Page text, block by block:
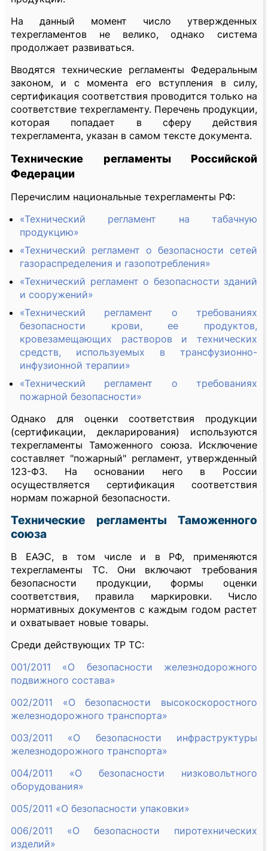
На данный момент число утвержденных
техрегламентов не велико, однако система
продолжает развиваться.
Вводятся технические регламенты Федеральным
законом, и с момента его вступления в силу,
сертификация соответствия проводится только на
соответствие техрегламенту. Перечень продукции,
которая попадает в сферу действия
техрегламента, указан в самом тексте документа.
Технические регламенты Российской
Федерации
Перечислим национальные техрегламенты РФ:
«Технический регламент на табачную
продукцию»
«Технический регламент о безопасности сетей
газораспределения и газопотребления»
«Технический регламент о безопасности зданий
и сооружений»
«Технический регламент о требованиях
безопасности крови, ее продуктов,
кровезамещающих растворов и технических
средств, используемых в трансфузионно-
инфузионной терапии»
«Технический регламент о требованиях
пожарной безопасности»
Однако для оценки соответствия продукции
(сертификации, декларирования) используются
техрегламенты Таможенного союза. Исключение
составляет "пожарный" регламент, утвержденный
123-ФЗ. На основании него в России
осуществляется сертификация соответствия
нормам пожарной безопасности.
Технические регламенты Таможенного
союза
В ЕАЭС, в том числе и в РФ, применяются
техрегламенты ТС. Они включают требования
безопасности продукции, формы оценки
соответствия, правила маркировки. Число
нормативных документов с каждым годом растет
и охватывает новые товары.
Среди действующих ТР ТС:
001/2011 «О безопасности железнодорожного
подвижного состава»
002/2011 «О безопасности высокоскоростного
железнодорожного транспорта»
003/2011 «О безопасности инфраструктуры
железнодорожного транспорта»
004/2011 «О безопасности низковольтного
оборудования»
005/2011 «О безопасности упаковки»
006/2011 «О безопасности пиротехнических
изделий»